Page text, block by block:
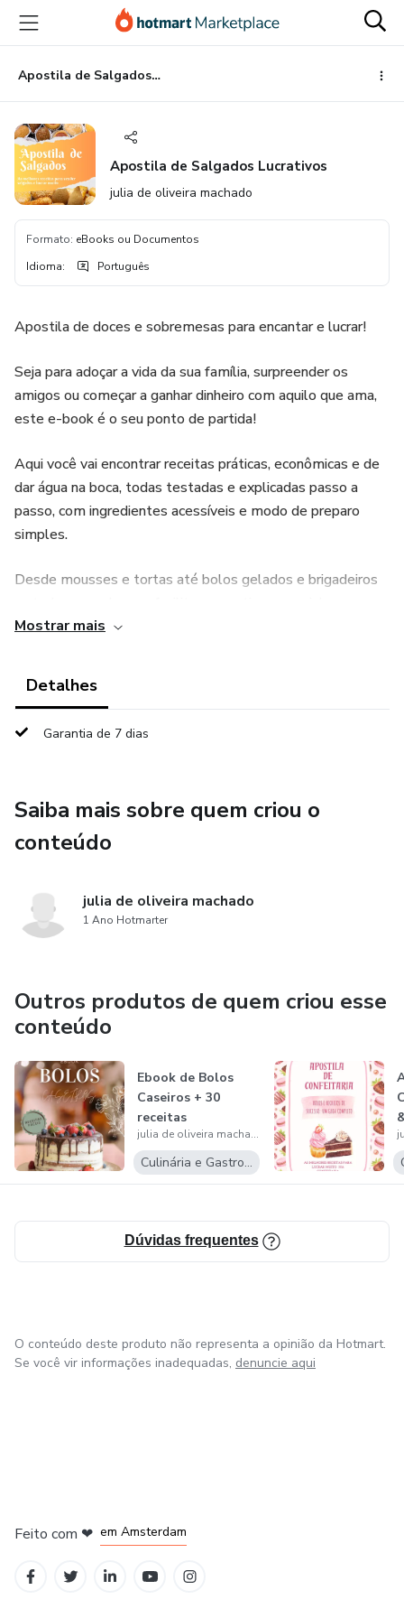
para
conteúdo
principal
para
pagamento
para
rodapé
Apostila de Salgados Lucrativos
Apostila de Salgados Lucrativos
julia de oliveira machado
Formato: eBooks ou Documentos
Idioma: Português
Apostila de doces e sobremesas para encantar e lucrar!
Seja para adoçar a vida da sua família, surpreender os
amigos ou começar a ganhar dinheiro com aquilo que ama,
este e-book é o seu ponto de partida!
Aqui você vai encontrar receitas práticas, econômicas e de
dar água na boca, todas testadas e explicadas passo a
passo, com ingredientes acessíveis e modo de preparo
simples.
Desde mousses e tortas até bolos gelados e brigadeiros
garantir resultados deliciosos!
Transforme sua paixão por sobremesas em um verdadeiro
sucesso! 🍰✨
Mostrar mais
Detalhes
Garantia de 7 dias
Saiba mais sobre quem criou o
conteúdo
julia de oliveira machado
1 Ano Hotmarter
Outros produtos de quem criou esse
conteúdo
Ebook de Bolos
Caseiros + 30
receitas
julia de oliveira machado
Culinária e Gastronomia
Dúvidas frequentes
O conteúdo deste produto não representa a opinião da Hotmart.
Se você vir informações inadequadas, denuncie aqui
Feito com ❤ em Amsterdam